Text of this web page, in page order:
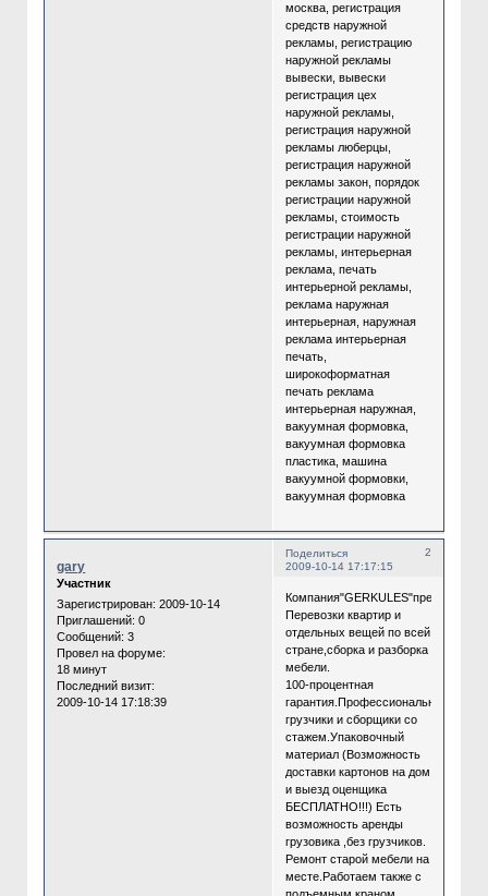
москва, регистрация
средств наружной
рекламы, регистрацию
наружной рекламы
вывески, вывески
регистрация цех
наружной рекламы,
регистрация наружной
рекламы люберцы,
регистрация наружной
рекламы закон, порядок
регистрации наружной
рекламы, стоимость
регистрации наружной
рекламы, интерьерная
реклама, печать
интерьерной рекламы,
реклама наружная
интерьерная, наружная
реклама интерьерная
печать,
широкоформатная
печать реклама
интерьерная наружная,
вакуумная формовка,
вакуумная формовка
пластика, машина
вакуумной формовки,
вакуумная формовка
Поделиться
2
2009-10-14 17:17:15
gary
Участник
Зарегистрирован: 2009-10-14
Приглашений: 0
Сообщений: 3
Провел на форуме:
18 минут
Последний визит:
2009-10-14 17:18:39
Перевозки квартир и
отдельных вещей по всей
стране,сборка и разборка
мебели.
100-процентная
гарантия.Профессиональные
грузчики и сборщики со
стажем.Упаковочный
материал (Возможность
доставки картонов на дом
и выезд оценщика
БЕСПЛАТНО!!!) Есть
возможность аренды
грузовика ,без грузчиков.
Ремонт старой мебели на
месте.Работаем также с